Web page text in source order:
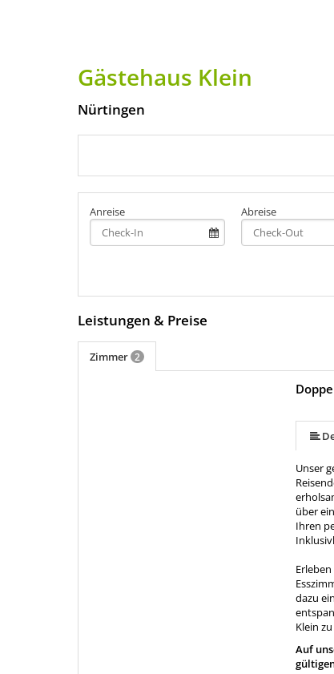
Gästehaus Klein
Nürtingen
Anreise Abreise
Leistungen & Preise
Zimmer 2
Unser
über
Ihren
dazu
Klein
Auf